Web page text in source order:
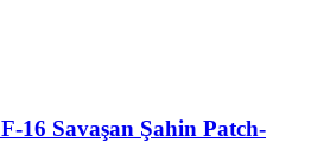
F-16 Savaşan Şahin Patch-